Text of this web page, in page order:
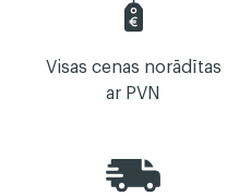
Visas cenas norādītas
ar PVN